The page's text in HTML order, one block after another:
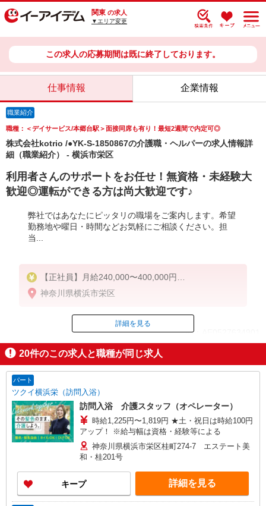
関東 の求人
▼エリア変更
この求人の応募期間は既に終了しております。
仕事情報 企業情報
職業紹介
職種：＜デイサービス/本郷台駅＞面接同席も有り！最短2週間で内定可◎
株式会社kotrio /●YK-S-1850867の介護職・ヘルパーの求人情報詳
細（職業紹介） - 横浜市栄区
利用者さんのサポートをお任せ！無資格・未経験大
歓迎◎運転ができる方は尚大歓迎です♪
弊社ではあなたにピッタリの職場をご案内します。希望
勤務地や曜日・時間などお気軽にご相談ください。担
当...
【正社員】月給240,000〜400,000円
・基本給：200,000円〜220,000円
・資格手当：10,000〜30,000円
・処遇改善手当：20,000〜60,000円（勤続年数、保
有資格により変動）
・固定残業手当：20,000円（10時間）
※固定残業時間を超過する場合には超過勤務手当と
して別途支給
）
下記資格をお持ちの方歓迎
・認知症介護基礎研修
・初任者研修
・実務者研修
・介護福祉士 など
神奈川県横浜市栄区
ID：AE0527634901
掲載期間終了
詳細を見る
20件のこの求人と職種が同じ求人
パート
ツクイ横浜栄（訪問入浴）
訪問入浴 介護スタッフ（オペレーター）
時給1,225円〜1,819円 ★土・祝日は時給100円
アップ！ ※給与幅は資格・経験等による
神奈川県横浜市栄区桂町274-7 エステート美
和・桂201号
キープ 詳細を見る